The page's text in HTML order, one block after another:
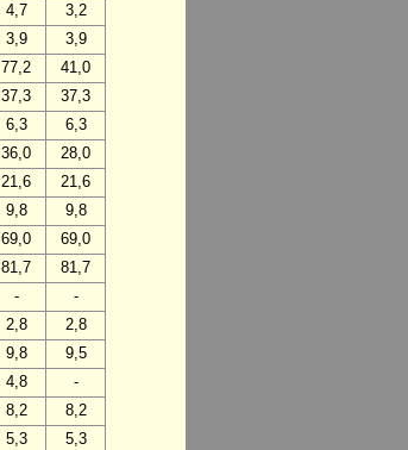
4,7
3,2
3,9
3,9
77,2
41,0
37,3
37,3
6,3
6,3
36,0
28,0
21,6
21,6
9,8
9,8
69,0
69,0
81,7
81,7
-
-
2,8
2,8
9,8
9,5
4,8
-
8,2
8,2
5,3
5,3